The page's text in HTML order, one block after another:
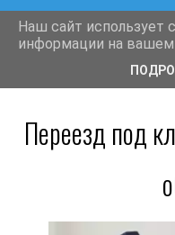
//
Переезд под
Наш сайт использует
информации на